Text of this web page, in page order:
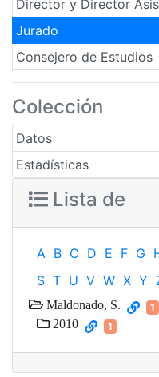
Director y Director
Jurado
Consejero de Estudios
Colección
Datos
Estadísticas
Lista de
A B C D E F G
S T U V W X Y
Maldonado, S. 1
2010 1